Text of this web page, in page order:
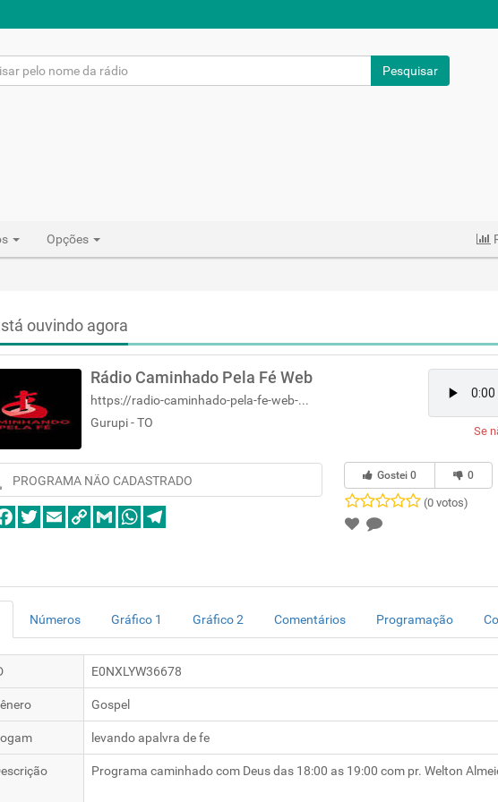
Pesquisar
Opções
ouvindo agora
Rádio Caminhado Pela Fé Web
https://radio-caminhado-pela-fe-web-go-1.webnode.page/
Gurupi - TO
Se
PROGRAMA NÃO CADASTRADO Gostei0 0
(0 votos)
Números Gráfico 1 Gráfico 2 Comentários Programação
E0NXLYW36678
Gospel
levando apalvra de fe
Programa caminhado com Deus das 18:00 as 19:00 com pr. Welton